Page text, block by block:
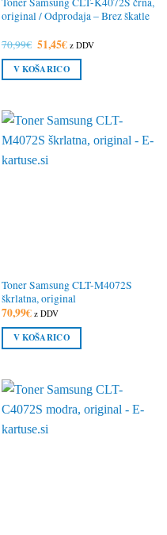
original / Odprodaja – Brez škatle
70,99€ Izvirna
cena
je
bila:
70,99€.
51,45€Trenutna
cena
je:
51,45€.
z DDV
V KOŠARICO
Toner Samsung CLT-M4072S
škrlatna, original
70,99€ z DDV
V KOŠARICO